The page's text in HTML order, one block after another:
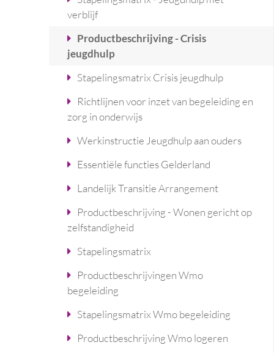
verblijf
Productbeschrijving - Crisis
jeugdhulp
Stapelingsmatrix Crisis jeugdhulp
Richtlijnen voor inzet van begeleiding en
zorg in onderwijs
Werkinstructie Jeugdhulp aan ouders
Essentiële functies Gelderland
Landelijk Transitie Arrangement
Productbeschrijving - Wonen gericht op
zelfstandigheid
Stapelingsmatrix
Productbeschrijvingen Wmo
begeleiding
Stapelingsmatrix Wmo begeleiding
Productbeschrijving Wmo logeren